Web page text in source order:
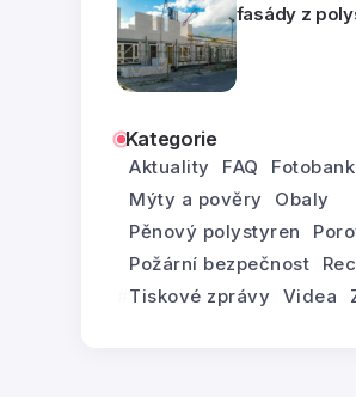
fasády z
Kategorie
Aktuality FAQ
Mýty a pověry
Obaly
Pěnový polystyren
Požární bezpečnost
Tiskové zprávy
Videa